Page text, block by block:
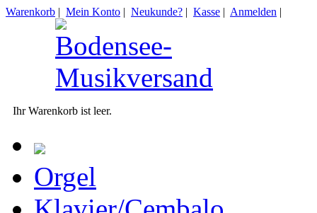
Warenkorb | Mein Konto | Neukunde? | Kasse | Anmelden |
Ihr Warenkorb ist leer.
Orgel